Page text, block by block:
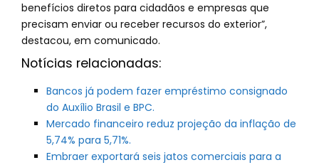
benefícios diretos para cidadãos e empresas que
precisam enviar ou receber recursos do exterior”,
destacou, em comunicado.
Notícias relacionadas:
Bancos já podem fazer empréstimo consignado
do Auxílio Brasil e BPC.
Mercado financeiro reduz projeção da inflação de
5,74% para 5,71%.
Embraer exportará seis jatos comerciais para a